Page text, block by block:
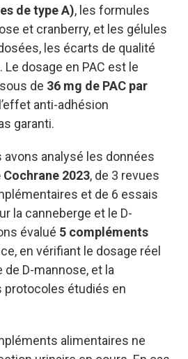
de type A), les formules
et cranberry, et les gélules
les écarts de qualité
dosage en PAC est le
de 36 mg de PAC par
anti-adhésion
garanti.
avons analysé les données
2023, de 3 revues
et de 6 essais
la canneberge et le D-
évalué 5 compléments
en vérifiant le dosage réel
de D-mannose, et la
protocoles étudiés en
alimentaires ne